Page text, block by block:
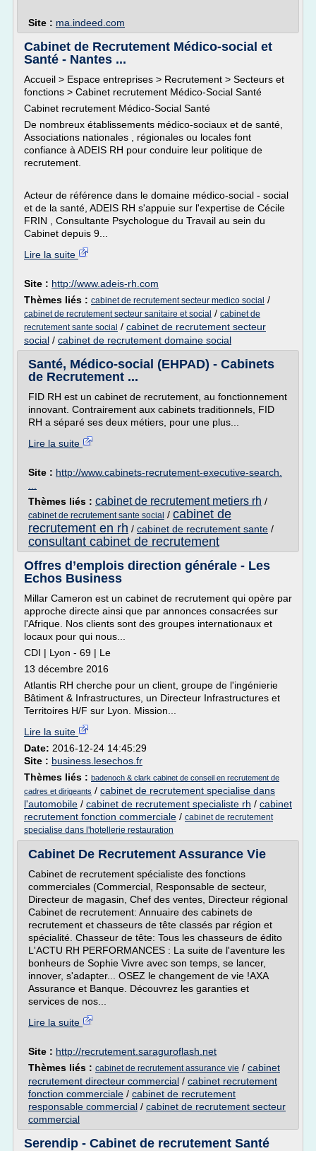
Site : ma.indeed.com
Cabinet de Recrutement Médico-social et
Santé - Nantes ...
Accueil > Espace entreprises > Recrutement > Secteurs et
fonctions > Cabinet recrutement Médico-Social Santé
Cabinet recrutement Médico-Social Santé
De nombreux établissements médico-sociaux et de santé,
Associations nationales , régionales ou locales font
confiance à ADEIS RH pour conduire leur politique de
recrutement.
Acteur de référence dans le domaine médico-social - social
et de la santé, ADEIS RH s'appuie sur l'expertise de Cécile
FRIN , Consultante Psychologue du Travail au sein du
Cabinet depuis 9...
Lire la suite
Site : http://www.adeis-rh.com
Thèmes liés : cabinet de recrutement secteur medico social /
cabinet de recrutement secteur sanitaire et social / cabinet de
recrutement sante social / cabinet de recrutement secteur
social / cabinet de recrutement domaine social
Santé, Médico-social (EHPAD) - Cabinets
de Recrutement ...
FID RH est un cabinet de recrutement, au fonctionnement
innovant. Contrairement aux cabinets traditionnels, FID
RH a séparé ses deux métiers, pour une plus...
Lire la suite
Site : http://www.cabinets-recrutement-executive-search.
Thèmes liés : cabinet de recrutement metiers rh /
cabinet de recrutement sante social / cabinet de
recrutement en rh / cabinet de recrutement sante /
consultant cabinet de recrutement
Offres d’emplois direction générale - Les
Echos Business
Millar Cameron est un cabinet de recrutement qui opère par
approche directe ainsi que par annonces consacrées sur
l'Afrique. Nos clients sont des groupes internationaux et
locaux pour qui nous...
CDI | Lyon - 69 | Le
13 décembre 2016
Atlantis RH cherche pour un client, groupe de l'ingénierie
Bâtiment & Infrastructures, un Directeur Infrastructures et
Territoires H/F sur Lyon. Mission...
Lire la suite
Date: 2016-12-24 14:45:29
Site : business.lesechos.fr
Thèmes liés : badenoch & clark cabinet de conseil en recrutement de
cadres et dirigeants / cabinet de recrutement specialise dans
l'automobile / cabinet de recrutement specialiste rh / cabinet
recrutement fonction commerciale / cabinet de recrutement
specialise dans l'hotellerie restauration
Cabinet De Recrutement Assurance Vie
Cabinet de recrutement spécialiste des fonctions
commerciales (Commercial, Responsable de secteur,
Directeur de magasin, Chef des ventes, Directeur régional
Cabinet de recrutement: Annuaire des cabinets de
recrutement et chasseurs de tête classés par région et
spécialité. Chasseur de tête: Tous les chasseurs de édito
L'ACTU RH PERFORMANCES : La suite de l'aventure les
bonheurs de Sophie Vivre avec son temps, se lancer,
innover, s'adapter... OSEZ le changement de vie !AXA
Assurance et Banque. Découvrez les garanties et
services de nos...
Lire la suite
Site : http://recrutement.saraguroflash.net
Thèmes liés : cabinet de recrutement assurance vie / cabinet
recrutement directeur commercial / cabinet recrutement
fonction commerciale / cabinet de recrutement
responsable commercial / cabinet de recrutement secteur
commercial
Serendip - Cabinet de recrutement Santé